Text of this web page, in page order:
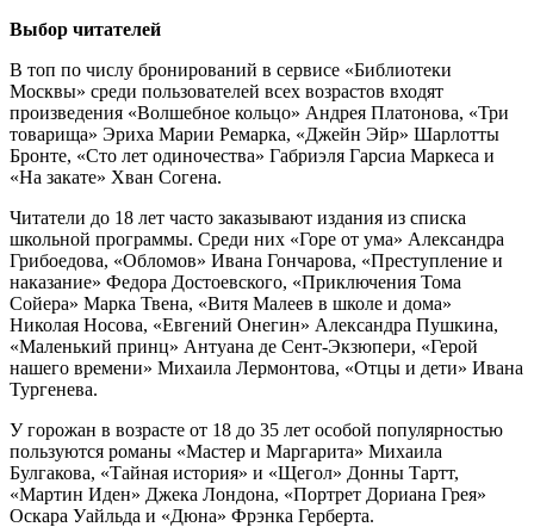
Выбор читателей
В топ по числу бронирований в сервисе «Библиотеки
Москвы» среди пользователей всех возрастов входят
произведения «Волшебное кольцо» Андрея Платонова, «Три
товарища» Эриха Марии Ремарка, «Джейн Эйр» Шарлотты
Бронте, «Сто лет одиночества» Габриэля Гарсиа Маркеса и
«На закате» Хван Согена.
Читатели до 18 лет часто заказывают издания из списка
школьной программы. Среди них «Горе от ума» Александра
Грибоедова, «Обломов» Ивана Гончарова, «Преступление и
наказание» Федора Достоевского, «Приключения Тома
Сойера» Марка Твена, «Витя Малеев в школе и дома»
Николая Носова, «Евгений Онегин» Александра Пушкина,
«Маленький принц» Антуана де Сент-Экзюпери, «Герой
нашего времени» Михаила Лермонтова, «Отцы и дети» Ивана
Тургенева.
У горожан в возрасте от 18 до 35 лет особой популярностью
пользуются романы «Мастер и Маргарита» Михаила
Булгакова, «Тайная история» и «Щегол» Донны Тартт,
«Мартин Иден» Джека Лондона, «Портрет Дориана Грея»
Оскара Уайльда и «Дюна» Фрэнка Герберта.